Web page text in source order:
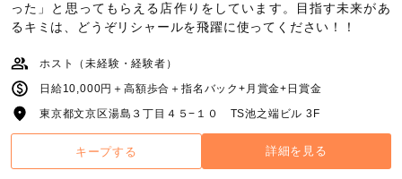
った」と思ってもらえる店作りをしています。目指す未来があ
るキミは、どうぞリシャールを飛躍に使ってください！！
ホスト（未経験・経験者）
日給10,000円＋高額歩合＋指名バック+月賞金+日賞金
東京都文京区湯島３丁目４５−１０ TS池之端ビル 3F
キープする 詳細を見る